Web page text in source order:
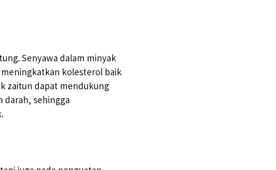
Senyawa dalam minyak
kolesterol baik
zaitun dapat mendukung
darah, sehingga